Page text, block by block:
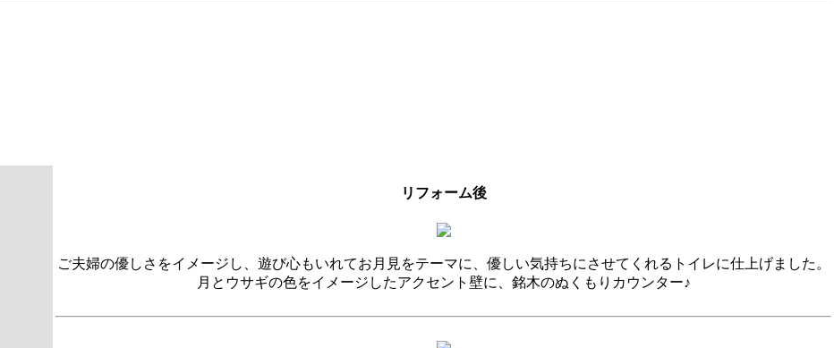
リフォーム後
ご夫婦の優しさをイメージし、遊び心もいれてお月見をテーマに、優しい気持ちにさせてくれるトイレに仕上げました。
月とウサギの色をイメージしたアクセント壁に、銘木のぬくもりカウンター♪